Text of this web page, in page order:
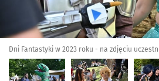
Dni Fantastyki w 2023 roku - na zdjęciu